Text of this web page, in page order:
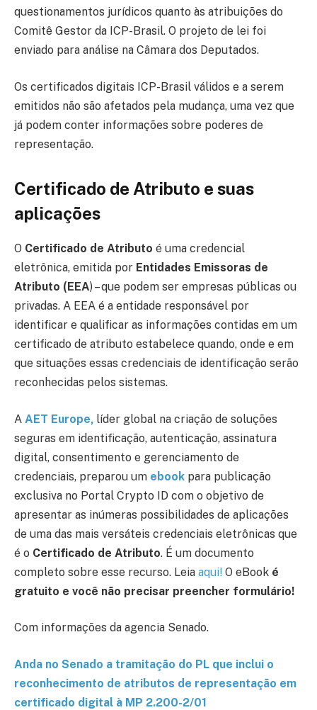
questionamentos jurídicos quanto às atribuições do
Comitê Gestor da ICP-Brasil. O projeto de lei foi
enviado para análise na Câmara dos Deputados.
Os certificados digitais ICP-Brasil válidos e a serem
emitidos não são afetados pela mudança, uma vez que
já podem conter informações sobre poderes de
representação.
Certificado de Atributo e suas
aplicações
O Certificado de Atributo é uma credencial
eletrônica, emitida por Entidades Emissoras de
Atributo (EEA) – que podem ser empresas públicas ou
privadas. A EEA é a entidade responsável por
identificar e qualificar as informações contidas em um
certificado de atributo estabelece quando, onde e em
que situações essas credenciais de identificação serão
reconhecidas pelos sistemas.
A AET Europe, líder global na criação de soluções
seguras em identificação, autenticação, assinatura
digital, consentimento e gerenciamento de
credenciais, preparou um ebook para publicação
exclusiva no Portal Crypto ID com o objetivo de
apresentar as inúmeras possibilidades de aplicações
de uma das mais versáteis credenciais eletrônicas que
é o Certificado de Atributo. É um documento
completo sobre esse recurso. Leia aqui! O eBook é
gratuito e você não precisar preencher formulário!
Com informações da agencia Senado.
Anda no Senado a tramitação do PL que inclui o
reconhecimento de atributos de representação em
certificado digital à MP 2.200-2/01